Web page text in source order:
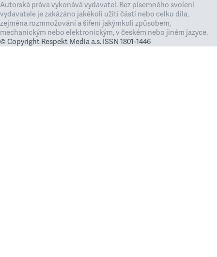
Autorská práva vykonává vydavatel. Bez písemného svolení
vydavatele je zakázáno jakékoli užití částí nebo celku díla,
zejména rozmnožování a šíření jakýmkoli způsobem,
mechanickým nebo elektronickým, v českém nebo jiném jazyce.
© Copyright Respekt Media a.s. ISSN 1801-1446